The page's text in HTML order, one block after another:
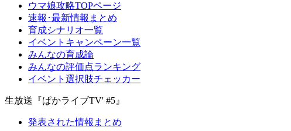
ウマ娘攻略TOPページ
速報･最新情報まとめ
育成シナリオ一覧
イベントキャンペーン一覧
みんなの育成論
みんなの評価点ランキング
イベント選択肢チェッカー
生放送『ぱかライブTV' #5』
発表された情報まとめ